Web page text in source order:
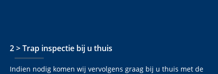
2 > Trap inspectie bij u thuis
Indien nodig komen wij vervolgens graag bij u thuis met de